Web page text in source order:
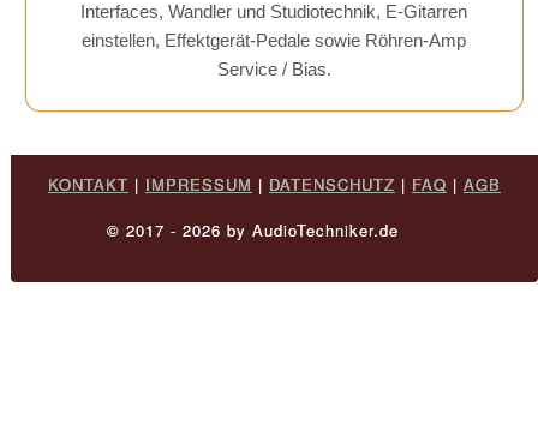
Interfaces, Wandler und Studiotechnik, E-Gitarren
einstellen, Effektgerät-Pedale sowie Röhren-Amp
Service / Bias.
KONTAKT | IMPRESSUM | DATENSCHUTZ | FAQ | AGB
© 2017 - 2026 by AudioTechniker.de